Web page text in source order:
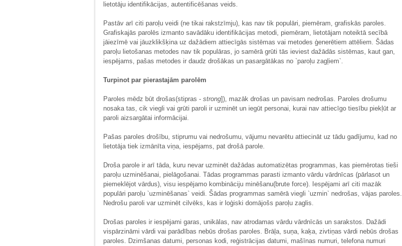
lietotāju identifikācijas, autentificēšanas veids.
Pastāv arī citi paroļu veidi (ne tikai rakstzīmju), kas nav tik populāri, piemēram, grafiskās paroles.
Grafiskajās parolēs izmanto savādāku identifikācijas metodi, piemēram, lietotājam noteiktā secībā
jāiezīmē vai jāuzklikšķina uz dažādiem attiecīgās sistēmas vai metodes ģenerētiem attēliem. Šādas
paroļu lietošanas metodes nav tik populāras, jo samērā grūti tās ieviest dažādās sistēmas, kaut gan,
iespējams, pašas metodes ir daudz drošākas un pasargātākas no `paroļu zagļiem`.
Turpinot par pierastajām parolēm
Paroles mēdz būt drošas(stipras - strong]), mazāk drošas un pavisam nedrošas. Paroles drošumu
nosaka tas, cik viegli vai grūti paroli ir uzminēt un iegūt personai, kurai nav attiecīgo tiesību piekļūt ar
paroli aizsargātai informācijai.
Pašas paroles drošību, stiprumu vai nedrošumu, vājumu nevarētu attiecināt uz tādu gadījumu, kad no
lietotāja tiek izmānīta viņa, iespējams, pat drošā parole.
Droša parole ir arī tāda, kuru nevar uzminēt dažādas automatizētas programmas, kas piemērotas tieši
paroļu uzminēšanai, pielāgošanai. Tādas programmas parasti izmanto vārdu vārdnīcas (pārlasot un
piemeklējot vārdus), visu iespējamo kombināciju minēšanu(brute force). Iespējami arī citi mazāk
populāri paroļu `uzminēšanas` veidi. Šādas programmas samērā viegli `uzmin` nedrošas, vājas paroles.
Nedrošu paroli var uzminēt cilvēks, kas ir loģiski domājošs paroļu zaglis.
Drošas paroles ir iespējami garas, unikālas, nav atrodamas vārdu vārdnīcās un sarakstos. Dažādi
vispārzināmi vārdi vai parādības nebūs drošas paroles. Brāļa, suņa, kaķa, zivtiņas vārdi nebūs drošas
paroles. Dzimšanas datumi, personas kodi, reģistrācijas datumi, mašīnas numuri, telefona numuri